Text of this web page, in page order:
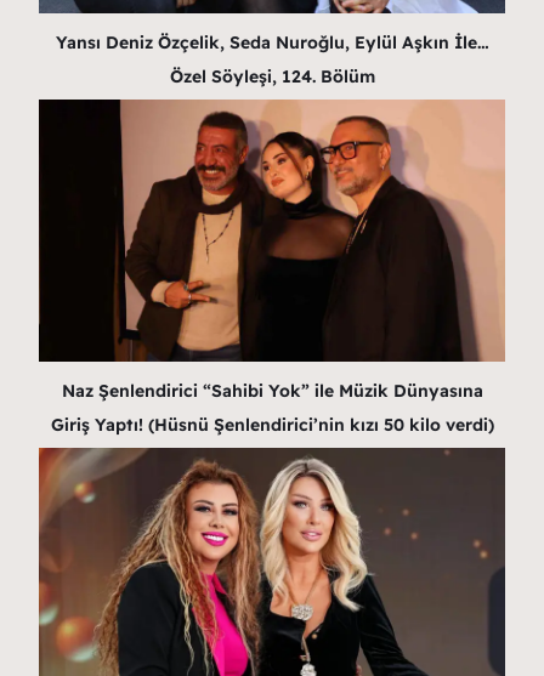
Yansı Deniz Özçelik, Seda Nuroğlu, Eylül Aşkın İle…
Özel Söyleşi, 124. Bölüm
Naz Şenlendirici “Sahibi Yok” ile Müzik Dünyasına
Giriş Yaptı! (Hüsnü Şenlendirici’nin kızı 50 kilo verdi)